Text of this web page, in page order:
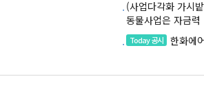
(사업다각화 가시
동물사업은 자금
Today 공시 한화에